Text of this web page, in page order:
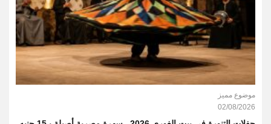
موضوع مميز
02/08/2026